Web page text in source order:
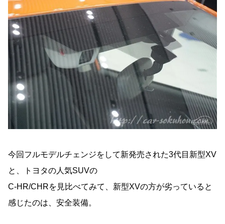
今回フルモデルチェンジをして新発売された3代目新型XV
と、トヨタの人気SUVの
C-HR/CHRを見比べてみて、新型XVの方が劣っていると
感じたのは、安全装備。